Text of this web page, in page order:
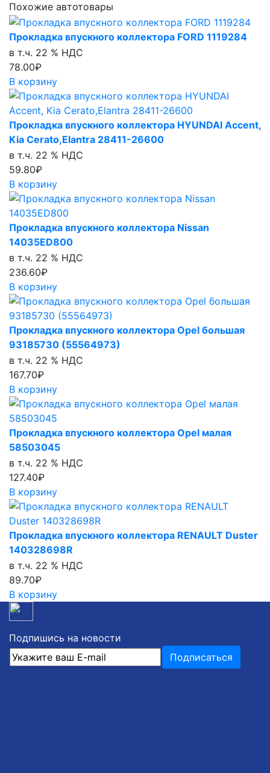
Похожие автотовары
Прокладка впускного коллектора FORD 1119284
в т.ч. 22 % НДС
78.00₽
В корзину
Прокладка впускного коллектора HYUNDAI Accent,
Kia Cerato,Elantra 28411-26600
в т.ч. 22 % НДС
59.80₽
В корзину
Прокладка впускного коллектора Nissan
14035ED800
в т.ч. 22 % НДС
236.60₽
В корзину
Прокладка впускного коллектора Opel большая
93185730 (55564973)
в т.ч. 22 % НДС
167.70₽
В корзину
Прокладка впускного коллектора Opel малая
58503045
в т.ч. 22 % НДС
127.40₽
В корзину
Прокладка впускного коллектора RENAULT Duster
140328698R
в т.ч. 22 % НДС
89.70₽
В корзину
Подпишись на новости